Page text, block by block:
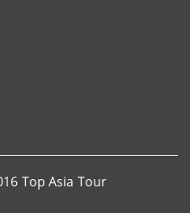
Top Asia Tour